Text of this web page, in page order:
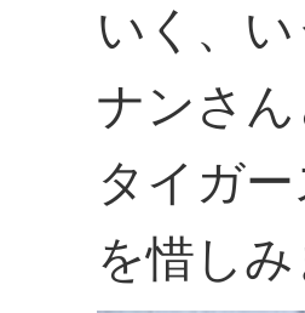
いく、い
ナンさ
タイガ
を惜しみ